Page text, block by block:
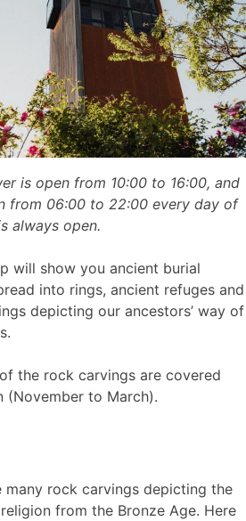
is open from 10:00 to 16:00, and
from 06:00 to 22:00 every day of
always open.
will show you ancient burial
into rings, ancient refuges and
depicting our ancestors’ way of
the rock carvings are covered
(November to March).
many rock carvings depicting the
from the Bronze Age. Here